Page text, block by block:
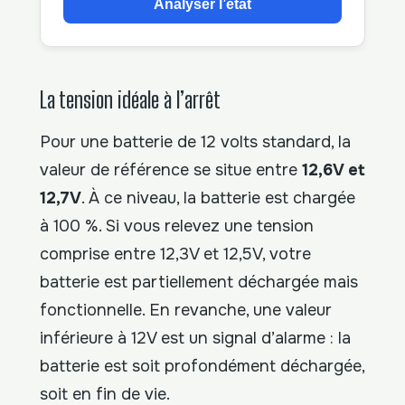
Analyser l’état
La tension idéale à l’arrêt
Pour une batterie de 12 volts standard, la
valeur de référence se situe entre 12,6V et
12,7V. À ce niveau, la batterie est chargée
à 100 %. Si vous relevez une tension
comprise entre 12,3V et 12,5V, votre
batterie est partiellement déchargée mais
fonctionnelle. En revanche, une valeur
inférieure à 12V est un signal d’alarme : la
batterie est soit profondément déchargée,
soit en fin de vie.